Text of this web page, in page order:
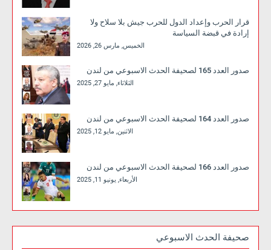
قرار الحرب وإعداد الدول للحرب جيش بلا سلاح ولا
إرادة في قبضة السياسة
الخميس, مارس 26, 2026
صدور العدد 165 لصحيفة الحدث الاسبوعي من لندن
الثلاثاء, مايو 27, 2025
صدور العدد 164 لصحيفة الحدث الاسبوعي من لندن
الاثنين, مايو 12, 2025
صدور العدد 166 لصحيفة الحدث الاسبوعي من لندن
الأربعاء, يونيو 11, 2025
صحيفة الحدث الاسبوعي